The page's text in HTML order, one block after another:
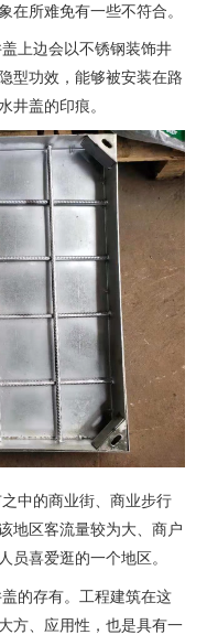
在所难免有一些不符合。
上边会以不锈钢装饰井
型功效，能够被安装在路
井盖的印痕。
中的商业街、商业步行
地区客流量较为大、商户
员喜爱逛的一个地区。
的存有。工程建筑在这
方、应用性，也是具有一